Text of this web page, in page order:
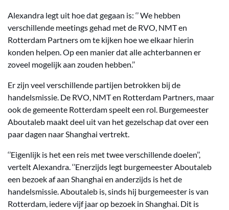
Alexandra legt uit hoe dat gegaan is: ‘’ We hebben
verschillende meetings gehad met de RVO, NMT en
Rotterdam Partners om te kijken hoe we elkaar hierin
konden helpen. Op een manier dat alle achterbannen er
zoveel mogelijk aan zouden hebben.’’
Er zijn veel verschillende partijen betrokken bij de
handelsmissie. De RVO, NMT en Rotterdam Partners, maar
ook de gemeente Rotterdam speelt een rol. Burgemeester
Aboutaleb maakt deel uit van het gezelschap dat over een
paar dagen naar Shanghai vertrekt.
‘’Eigenlijk is het een reis met twee verschillende doelen’’,
vertelt Alexandra. ‘’Enerzijds legt burgemeester Aboutaleb
een bezoek af aan Shanghai en anderzijds is het de
handelsmissie. Aboutaleb is, sinds hij burgemeester is van
Rotterdam, iedere vijf jaar op bezoek in Shanghai. Dit is